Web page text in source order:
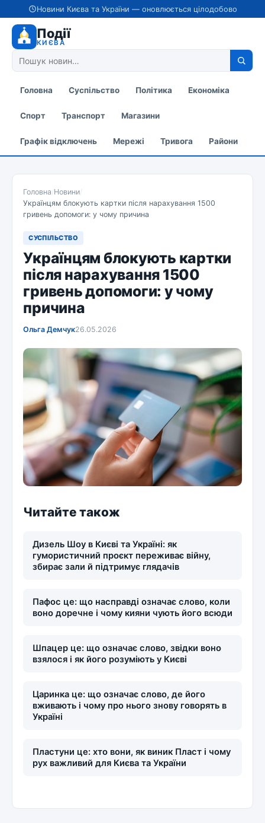
Новини Києва та України — оновлюється цілодобово
Події
КИЄВА
Головна Суспільство Політика Економіка
Спорт Транспорт Магазини
Графік відключень Мережі Тривога Райони
Головна/Новини/
Українцям блокують картки після нарахування 1500
гривень допомоги: у чому причина
СУСПІЛЬСТВО
Українцям блокують картки
після нарахування 1500
гривень допомоги: у чому
причина
Ольга Демчук26.05.2026
Читайте також
Дизель Шоу в Києві та Україні: як
гумористичний проєкт переживає війну,
збирає зали й підтримує глядачів
Пафос це: що насправді означає слово, коли
воно доречне і чому кияни чують його всюди
Шпацер це: що означає слово, звідки воно
взялося і як його розуміють у Києві
Царинка це: що означає слово, де його
вживають і чому про нього знову говорять в
Україні
Пластуни це: хто вони, як виник Пласт і чому
рух важливий для Києва та України